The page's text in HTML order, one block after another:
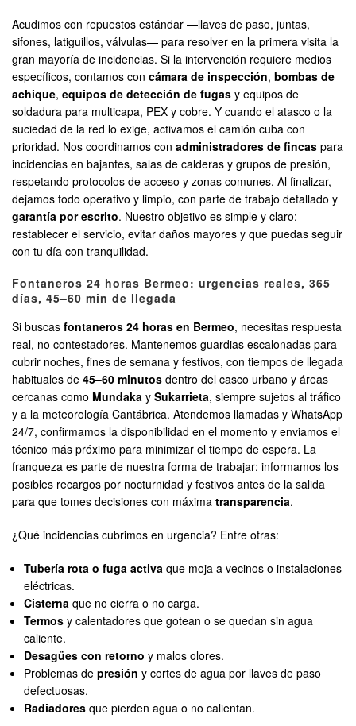
Acudimos con repuestos estándar —llaves de paso, juntas,
sifones, latiguillos, válvulas— para resolver en la primera visita la
gran mayoría de incidencias. Si la intervención requiere medios
específicos, contamos con cámara de inspección, bombas de
achique, equipos de detección de fugas y equipos de
soldadura para multicapa, PEX y cobre. Y cuando el atasco o la
suciedad de la red lo exige, activamos el camión cuba con
prioridad. Nos coordinamos con administradores de fincas para
incidencias en bajantes, salas de calderas y grupos de presión,
respetando protocolos de acceso y zonas comunes. Al finalizar,
dejamos todo operativo y limpio, con parte de trabajo detallado y
garantía por escrito. Nuestro objetivo es simple y claro:
restablecer el servicio, evitar daños mayores y que puedas seguir
con tu día con tranquilidad.
Fontaneros 24 horas Bermeo: urgencias reales, 365
días, 45–60 min de llegada
Si buscas fontaneros 24 horas en Bermeo, necesitas respuesta
real, no contestadores. Mantenemos guardias escalonadas para
cubrir noches, fines de semana y festivos, con tiempos de llegada
habituales de 45–60 minutos dentro del casco urbano y áreas
cercanas como Mundaka y Sukarrieta, siempre sujetos al tráfico
y a la meteorología Cantábrica. Atendemos llamadas y WhatsApp
24/7, confirmamos la disponibilidad en el momento y enviamos el
técnico más próximo para minimizar el tiempo de espera. La
franqueza es parte de nuestra forma de trabajar: informamos los
posibles recargos por nocturnidad y festivos antes de la salida
para que tomes decisiones con máxima transparencia.
¿Qué incidencias cubrimos en urgencia? Entre otras:
Tubería rota o fuga activa que moja a vecinos o instalaciones
eléctricas.
Cisterna que no cierra o no carga.
Termos y calentadores que gotean o se quedan sin agua
caliente.
Desagües con retorno y malos olores.
Problemas depresión y cortes de agua por llaves de paso
defectuosas.
Radiadores que pierden agua o no calientan.